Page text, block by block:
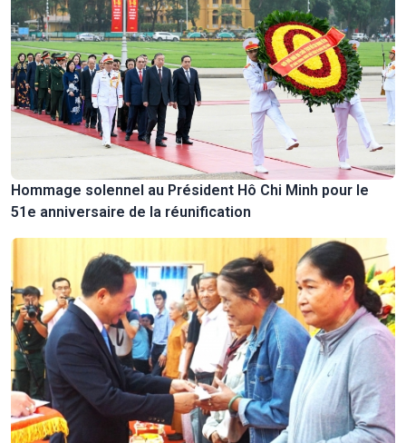
Hommage solennel au Président Hô Chi Minh pour le
51e anniversaire de la réunification